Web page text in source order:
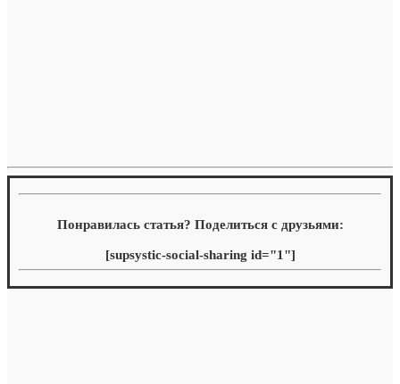
Понравилась статья? Поделиться с друзьями:
[supsystic-social-sharing id="1"]